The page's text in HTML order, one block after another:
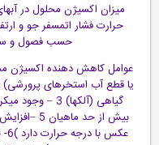
میزان اکسیژن محلول در
حرارت فشار اتمسفر جو و
حسب فصول و
بیش از حد
عکس